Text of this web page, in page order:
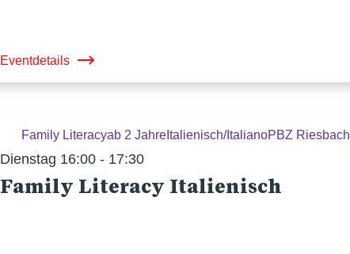
Eventdetails
Family Literacyab 2 Jahre Italienisch/ItalianoPBZ Riesbach
Dienstag 16:00 - 17:30
Family Literacy Italienisch